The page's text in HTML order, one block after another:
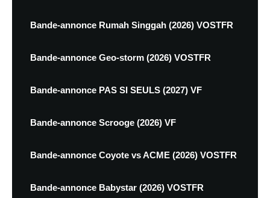
Bande-annonce Rumah Singgah (2026) VOSTFR
Bande-annonce Geo-storm (2026) VOSTFR
Bande-annonce PAS SI SEULS (2027) VF
Bande-annonce Scrooge (2026) VF
Bande-annonce Coyote vs ACME (2026) VOSTFR
Bande-annonce Babystar (2026) VOSTFR